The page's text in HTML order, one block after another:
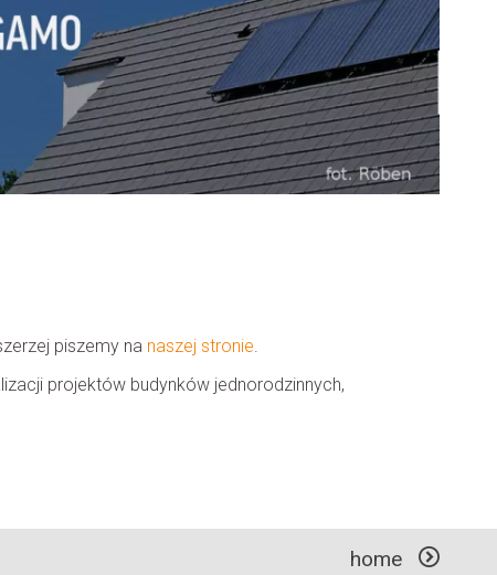
piszemy na naszej stronie.
projektów budynków jednorodzinnych,
home